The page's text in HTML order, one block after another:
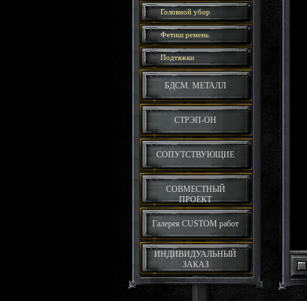
Головной убор
Фетиш ремень
Подтяжки
БДСМ. МЕТАЛЛ
СТРЭП-ОН
СОПУТСТВУЮЩИЕ
СОВМЕСТНЫЙ
ПРОЕКТ
Галерея CUSTOM работ
ИНДИВИДУАЛЬНЫЙ
ЗАКАЗ